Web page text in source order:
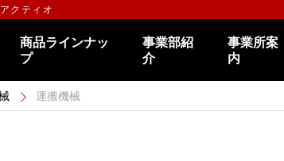
クティオ
商品ラインナッ
プ
事業部紹
介
事業所案
内
運搬機械